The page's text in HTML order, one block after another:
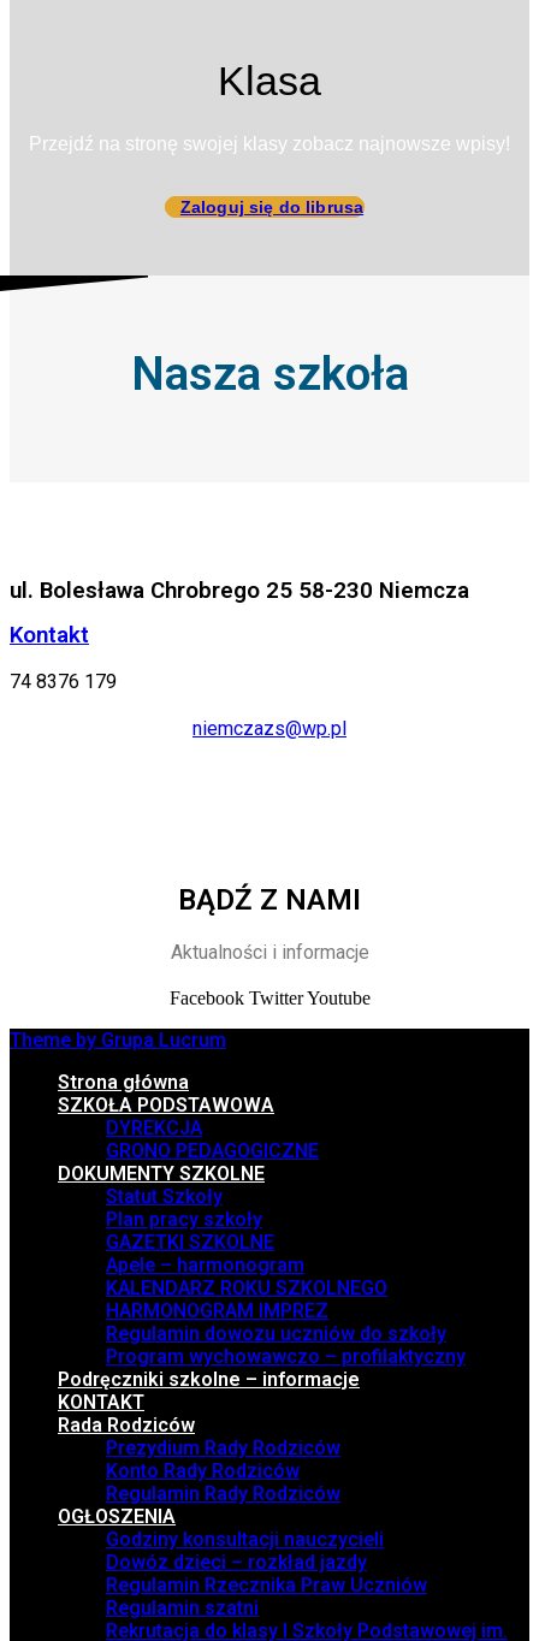
Klasa
Przejdź na stronę swojej klasy zobacz najnowsze wpisy!
Zaloguj się do librusa
Nasza szkoła
ul. Bolesława Chrobrego 25 58-230 Niemcza
Kontakt
74 8376 179
niemczazs@wp.pl
BĄDŹ Z NAMI
Aktualności i informacje
Facebook Twitter Youtube
Theme by Grupa Lucrum
Strona główna
SZKOŁA PODSTAWOWA
DYREKCJA
GRONO PEDAGOGICZNE
DOKUMENTY SZKOLNE
Statut Szkoły
Plan pracy szkoły
GAZETKI SZKOLNE
Apele – harmonogram
KALENDARZ ROKU SZKOLNEGO
HARMONOGRAM IMPREZ
Regulamin dowozu uczniów do szkoły
Program wychowawczo – profilaktyczny
Podręczniki szkolne – informacje
KONTAKT
Rada Rodziców
Prezydium Rady Rodziców
Konto Rady Rodziców
Regulamin Rady Rodziców
OGŁOSZENIA
Godziny konsultacji nauczycieli
Dowóz dzieci – rozkład jazdy
Regulamin Rzecznika Praw Uczniów
Regulamin szatni
Rekrutacja do klasy I Szkoły Podstawowej im.